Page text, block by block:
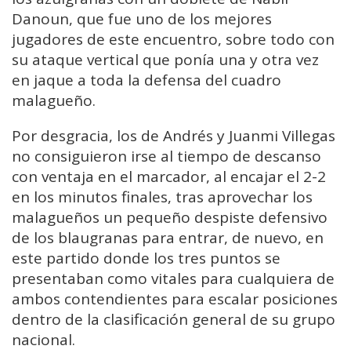
Danoun, que fue uno de los mejores
jugadores de este encuentro, sobre todo con
su ataque vertical que ponía una y otra vez
en jaque a toda la defensa del cuadro
malagueño.
Por desgracia, los de Andrés y Juanmi Villegas
no consiguieron irse al tiempo de descanso
con ventaja en el marcador, al encajar el 2-2
en los minutos finales, tras aprovechar los
malagueños un pequeño despiste defensivo
de los blaugranas para entrar, de nuevo, en
este partido donde los tres puntos se
presentaban como vitales para cualquiera de
ambos contendientes para escalar posiciones
dentro de la clasificación general de su grupo
nacional.